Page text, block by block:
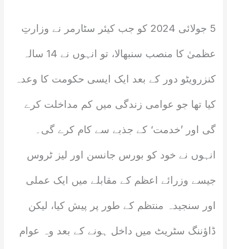
5 جولائی 2024 کو جب کیئر سٹارمر نے وزارتِ
عظمیٰ کا منصب سنبھالا، تو انہوں نے 14 سالہ
کنزرویٹو دور کے بعد ایک ایسی حکومت کا وعدہ
کیا تھا جو عوامی زندگی میں کم مداخلت کرے
گی اور ’خدمت‘ کے جذبے سے کام کرے گی۔
انہوں نے خود کو بورس جانسن اور لیز ٹروس
جیسے وزرائے اعظم کے مقابلے میں ایک عملی
اور سنجیدہ منتظم کے طور پر پیش کیا، لیکن
ڈاؤننگ سٹریٹ میں داخل ہونے کے بعد وہ عوام